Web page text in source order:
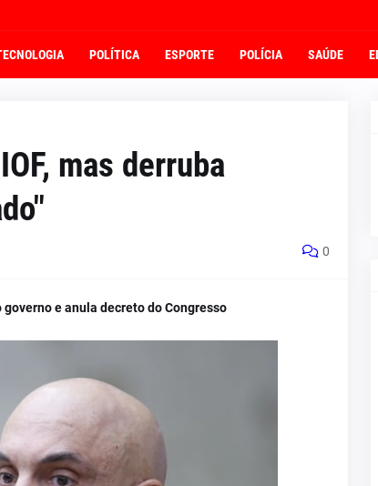
POLÍTICA ESPORTE POLÍCIA SAÚDE
mas derruba
0
e anula decreto do Congresso